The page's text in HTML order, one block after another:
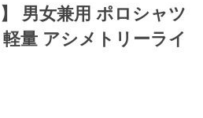
】 男女兼用 ポロシャツ
量 アシメトリーライ